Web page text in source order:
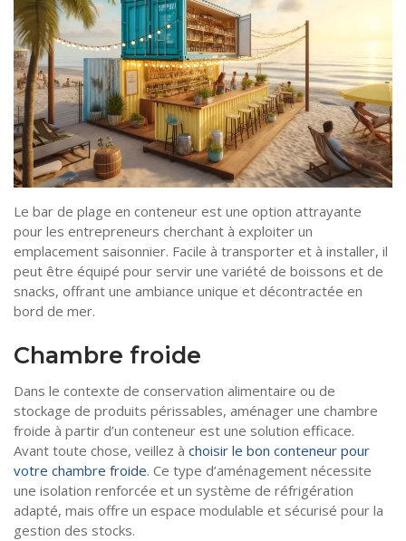
Le bar de plage en conteneur est une option attrayante
pour les entrepreneurs cherchant à exploiter un
emplacement saisonnier. Facile à transporter et à installer, il
peut être équipé pour servir une variété de boissons et de
snacks, offrant une ambiance unique et décontractée en
bord de mer.
Chambre froide
Dans le contexte de conservation alimentaire ou de
stockage de produits périssables, aménager une chambre
froide à partir d’un conteneur est une solution efficace.
Avant toute chose, veillez à choisir le bon conteneur pour
votre chambre froide. Ce type d’aménagement nécessite
une isolation renforcée et un système de réfrigération
adapté, mais offre un espace modulable et sécurisé pour la
gestion des stocks.